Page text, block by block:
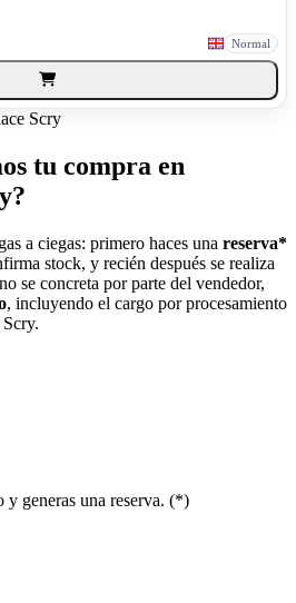
Normal
Scry
tu compra en
a ciegas: primero haces una reserva*
stock, y recién después se realiza
se concreta por parte del vendedor,
, incluyendo el cargo por procesamiento
y generas una reserva. (*)